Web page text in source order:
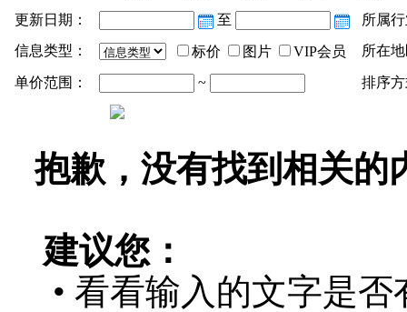
更新日期：
至
所属
信息类型：
标价 图片 VIP会员 所在
单价范围： ~ 排序
抱歉，没有找到相关的
建议您：
• 看看输入的文字是否